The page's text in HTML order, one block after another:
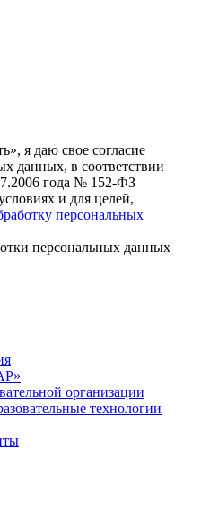
я даю свое согласие
данных, в соответствии
года № 152-ФЗ
и для целей,
персональных
персональных данных
организации
технологии